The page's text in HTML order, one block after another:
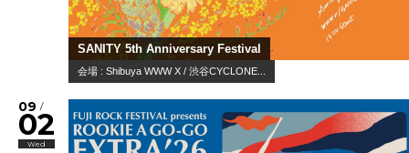
SANITY 5th Anniversary Festival
会場 : Shibuya WWW X / 渋谷CYCLONE...
09 /
02
Wed